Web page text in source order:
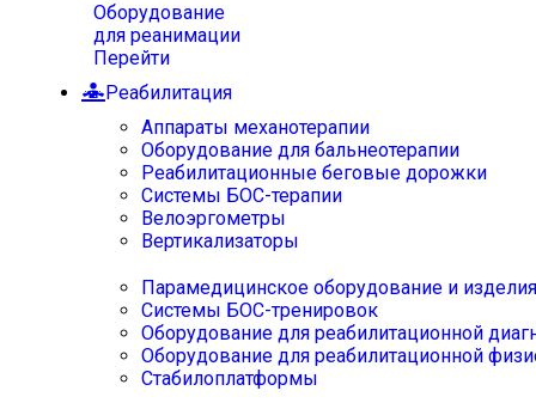
Оборудование
для реанимации
Перейти
Реабилитация
Аппараты механотерапии
Оборудование для бальнеотерапии
Реабилитационные беговые дорожки
Системы БОС-терапии
Велоэргометры
Вертикализаторы
Парамедицинское оборудование и изделия
Системы БОС-тренировок
Оборудование для реабилитационной
Оборудование для реабилитационной
Стабилоплатформы